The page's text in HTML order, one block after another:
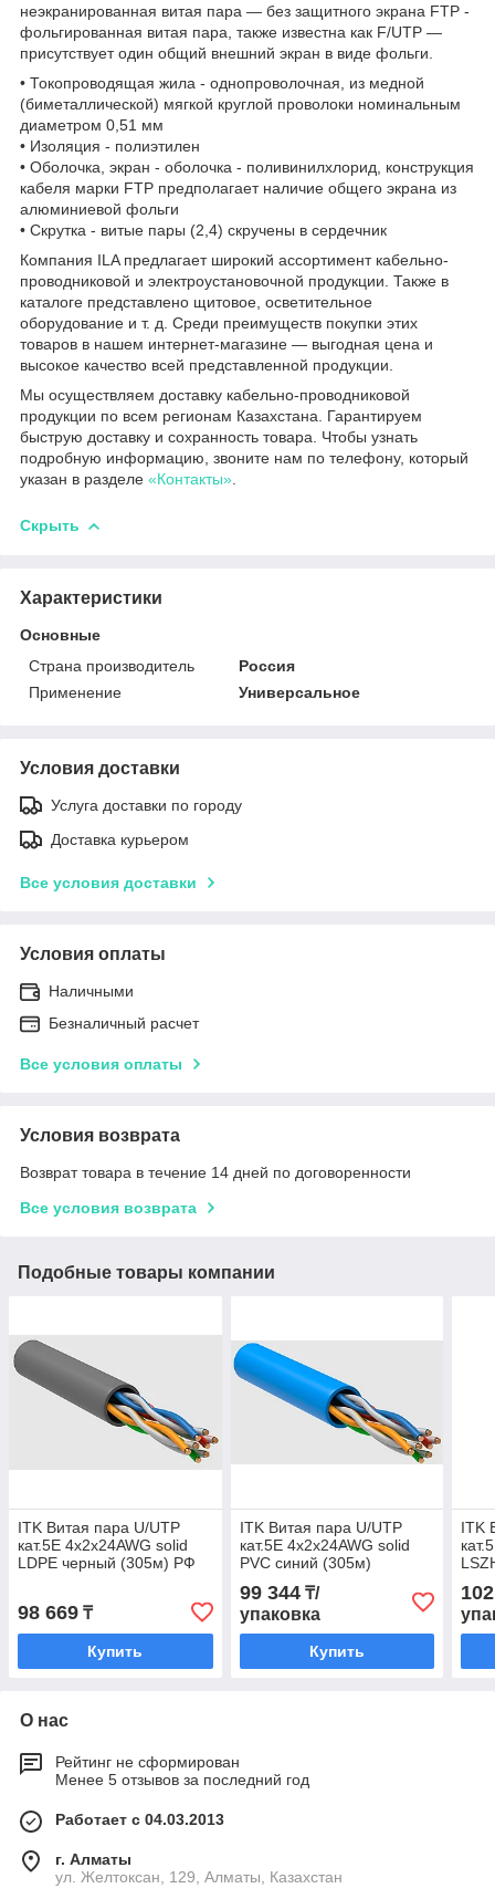
неэкранированная витая пара — без защитного экрана FTP -
фольгированная витая пара, также известна как F/UTP —
присутствует один общий внешний экран в виде фольги.
• Токопроводящая жила - однопроволочная, из медной
(биметаллической) мягкой круглой проволоки номинальным
диаметром 0,51 мм
• Изоляция - полиэтилен
• Оболочка, экран - оболочка - поливинилхлорид, конструкция
кабеля марки FTP предполагает наличие общего экрана из
алюминиевой фольги
• Скрутка - витые пары (2,4) скручены в сердечник
Компания ILA предлагает широкий ассортимент кабельно-
проводниковой и электроустановочной продукции. Также в
каталоге представлено щитовое, осветительное
оборудование и т. д. Среди преимуществ покупки этих
товаров в нашем интернет-магазине — выгодная цена и
высокое качество всей представленной продукции.
Мы осуществляем доставку кабельно-проводниковой
продукции по всем регионам Казахстана. Гарантируем
быструю доставку и сохранность товара. Чтобы узнать
подробную информацию, звоните нам по телефону, который
указан в разделе «Контакты»
Скрыть
Характеристики
Основные
Страна производитель
Россия
Применение
Универсальное
Условия доставки
Услуга доставки по городу
Доставка курьером
Все условия доставки
Условия оплаты
Наличными
Безналичный расчет
Все условия оплаты
Условия возврата
Возврат товара в течение 14 дней по договоренности
Все условия возврата
Подобные товары компании
ITK Витая пара U/UTP
кат.5E 4х2х24AWG solid
LDPE черный (305м) РФ
98 669 ₸
Купить
ITK Витая пара U/UTP
кат.5E 4х2х24AWG solid
PVC синий (305м)
99 344₸/
упаковка
Купить
ITK
О нас
Рейтинг не сформирован
Менее 5 отзывов за последний год
Работает с 04.03.2013
г. Алматы
ул. Желтоксан, 129, Алматы, Казахстан